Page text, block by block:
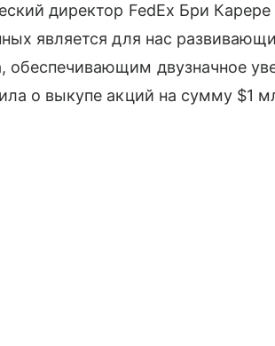
директор FedEx Бри
является для нас
двузначное
о выкупе акций на сумму $1